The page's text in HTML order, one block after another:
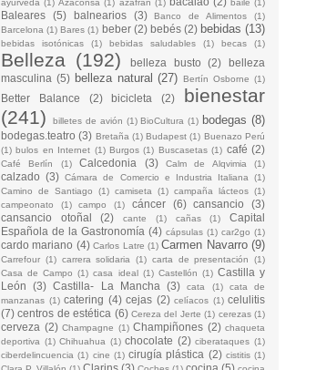
ayurveda (1) Azaconsa (1) azafrán (1) baile (1)
Baleares (5) balnearios (3) Banco de Alimentos
(1)
Barcelona (1) Bares (1) beber (2) bebés (2) bebidas (13)
bebidas isotónicas (1) bebidas saludables (1) becas (1)
Belleza (192) belleza busto (2)
belleza
masculina (5) belleza natural (27) Bertín Osborne (1)
Better Balance (2) bicicleta (2)
bienestar
(241)
billetes de avión (1) BioCultura (1) bodegas (8)
bodegas.teatro (3) Bretaña (1) Budapest (1) Buenazo Perú
(1) bulos en Internet (1) Burgos (1) Buscasetas (1) café (2)
Café Berlín (1) Calcedonia (3) Calm de Alqvimia (1)
calzado (3) Cámara de Comercio e Industria Italiana (1)
Camino de Santiago
(1) camiseta (1) campaña lácteos (1)
campeonato
(1) campo (1) cáncer (6) cansancio
(3)
cansancio otoñal
(2) cante (1) cañas (1)
Capital
Española de la Gastronomía (4) cápsulas (1) car2go (1)
cardo mariano (4) Carlos Latre (1) Carmen Navarro (9)
Carrefour (1) carrera solidaria (1) carta de presentación
(1)
Casa de Campo (1) casa ideal (1) Castellón (1) Castilla y
León
(3) Castilla- La Mancha (3) cata (1)
cata de
manzanas (1) catering (4) cejas (2) celíacos (1) celulitis
(7) centros de estética (6) Cereza del Jerte (1) cerezas (1)
cerveza (2) Champagne (1) Champiñones (2) chaqueta
deportiva (1) Chihuahua (1) chocolate (2) ciberataques (1)
ciberdelincuencia (1) cine (1) cirugía plástica (2) cistitis (1)